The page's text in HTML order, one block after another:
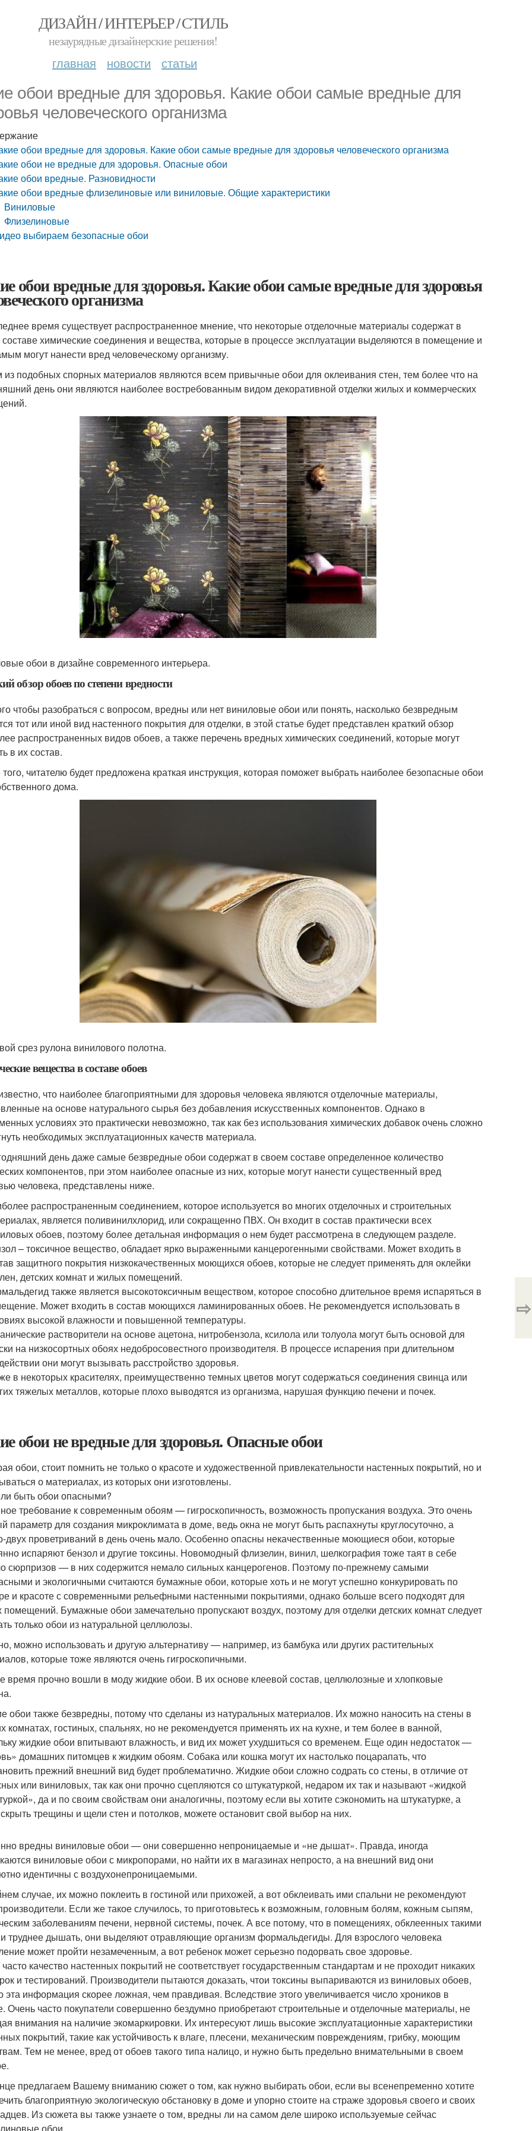
ДИЗАЙН / ИНТЕРЬЕР / СТИЛЬ
незаурядные дизайнерские решения!
главная новости статьи
обои вредные для здоровья. Какие обои самые вредные для
человеческого организма
обои вредные для здоровья. Какие обои самые вредные для здоровья человеческого организма
обои не вредные для здоровья. Опасные обои
обои вредные. Разновидности
обои вредные флизелиновые или виниловые. Общие характеристики
Виниловые
Флизелиновые
выбираем безопасные обои
обои вредные для здоровья. Какие обои самые вредные для здоровья
организма
время существует распространенное мнение, что некоторые отделочные материалы содержат в
химические соединения и вещества, которые в процессе эксплуатации выделяются в помещение и
могут нанести вред человеческому организму.
подобных спорных материалов являются всем привычные обои для оклеивания стен, тем более что на
день они являются наиболее востребованным видом декоративной отделки жилых и коммерческих
обои в дизайне современного интерьера.
обзор обоев по степени вредности
чтобы разобраться с вопросом, вредны или нет виниловые обои или понять, насколько безвредным
тот или иной вид настенного покрытия для отделки, в этой статье будет представлен краткий обзор
распространенных видов обоев, а также перечень вредных химических соединений, которые могут
в их состав.
читателю будет предложена краткая инструкция, которая поможет выбрать наиболее безопасные обои
дома.
срез рулона винилового полотна.
вещества в составе обоев
что наиболее благоприятными для здоровья человека являются отделочные материалы,
на основе натурального сырья без добавления искусственных компонентов. Однако в
условиях это практически невозможно, так как без использования химических добавок очень сложно
необходимых эксплуатационных качеств материала.
день даже самые безвредные обои содержат в своем составе определенное количество
компонентов, при этом наиболее опасные из них, которые могут нанести существенный вред
человека, представлены ниже.
распространенным соединением, которое используется во многих отделочных и строительных
является поливинилхлорид, или сокращенно ПВХ. Он входит в состав практически всех
обоев, поэтому более детальная информация о нем будет рассмотрена в следующем разделе.
– токсичное вещество, обладает ярко выраженными канцерогенными свойствами. Может входить в
защитного покрытия низкокачественных моющихся обоев, которые не следует применять для оклейки
детских комнат и жилых помещений.
также является высокотоксичным веществом, которое способно длительное время испаряться в
Может входить в состав моющихся ламинированных обоев. Не рекомендуется использовать в
высокой влажности и повышенной температуры.
растворители на основе ацетона, нитробензола, ксилола или толуола могут быть основой для
на низкосортных обоях недобросовестного производителя. В процессе испарения при длительном
они могут вызывать расстройство здоровья.
в некоторых красителях, преимущественно темных цветов могут содержаться соединения свинца или
тяжелых металлов, которые плохо выводятся из организма, нарушая функцию печени и почек.
обои не вредные для здоровья. Опасные обои
обои, стоит помнить не только о красоте и художественной привлекательности настенных покрытий, но и
о материалах, из которых они изготовлены.
быть обои опасными?
требование к современным обоям — гигроскопичность, возможность пропускания воздуха. Это очень
параметр для создания микроклимата в доме, ведь окна не могут быть распахнуты круглосуточно, а
двух проветриваний в день очень мало. Особенно опасны некачественные моющиеся обои, которые
испаряют бензол и другие токсины. Новомодный флизелин, винил, шелкография тоже таят в себе
сюрпризов — в них содержится немало сильных канцерогенов. Поэтому по-прежнему самыми
и экологичными считаются бумажные обои, которые хоть и не могут успешно конкурировать по
и красоте с современными рельефными настенными покрытиями, однако больше всего подходят для
Бумажные обои замечательно пропускают воздух, поэтому для отделки детских комнат следует
только обои из натуральной целлюлозы.
можно использовать и другую альтернативу — например, из бамбука или других растительных
которые тоже являются очень гигроскопичными.
время прочно вошли в моду жидкие обои. В их основе клеевой состав, целлюлозные и хлопковые
обои также безвредны, потому что сделаны из натуральных материалов. Их можно наносить на стены в
комнатах, гостиных, спальнях, но не рекомендуется применять их на кухне, и тем более в ванной,
жидкие обои впитывают влажность, и вид их может ухудшиться со временем. Еще один недостаток —
домашних питомцев к жидким обоям. Собака или кошка могут их настолько поцарапать, что
прежний внешний вид будет проблематично. Жидкие обои сложно содрать со стены, в отличие от
или виниловых, так как они прочно сцепляются со штукатуркой, недаром их так и называют «жидкой
да и по своим свойствам они аналогичны, поэтому если вы хотите сэкономить на штукатурке, а
трещины и щели стен и потолков, можете остановит свой выбор на них.
вредны виниловые обои — они совершенно непроницаемые и «не дышат». Правда, иногда
виниловые обои с микропорами, но найти их в магазинах непросто, а на внешний вид они
идентичны с воздухонепроницаемыми.
случае, их можно поклеить в гостиной или прихожей, а вот обклеивать ими спальни не рекомендуют
Если же такое случилось, то приготовьтесь к возможным, головным болям, кожным сыпям,
заболеваниям печени, нервной системы, почек. А все потому, что в помещениях, обклеенных такими
труднее дышать, они выделяют отравляющие организм формальдегиды. Для взрослого человека
может пройти незамеченным, а вот ребенок может серьезно подорвать свое здоровье.
качество настенных покрытий не соответствует государственным стандартам и не проходит никаких
и тестирований. Производители пытаются доказать, чтои токсины выпариваются из виниловых обоев,
эта информация скорее ложная, чем правдивая. Вследствие этого увеличивается число хроников в
Очень часто покупатели совершенно бездумно приобретают строительные и отделочные материалы, не
внимания на наличие экомаркировки. Их интересуют лишь высокие эксплуатационные характеристики
покрытий, такие как устойчивость к влаге, плесени, механическим повреждениям, грибку, моющим
Тем не менее, вред от обоев такого типа налицо, и нужно быть предельно внимательными в своем
предлагаем Вашему вниманию сюжет о том, как нужно выбирать обои, если вы всенепременно хотите
благоприятную экологическую обстановку в доме и упорно стоите на страже здоровья своего и своих
Из сюжета вы также узнаете о том, вредны ли на самом деле широко используемые сейчас
⇨